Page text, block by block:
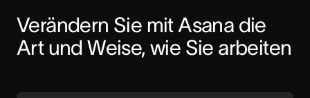
Verändern Sie mit Asana die
Art und Weise, wie Sie arbeiten